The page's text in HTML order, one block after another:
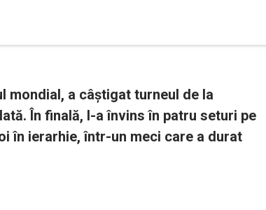
mondial, a câștigat turneul de la
În finală, l-a învins în patru seturi pe
în ierarhie, într-un meci care a durat